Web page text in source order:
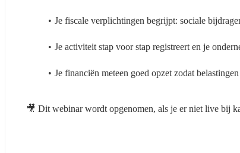
Je fiscale verplichtingen begrijpt: sociale
Je activiteit stap voor stap registreert en je
Je financiën meteen goed opzet zodat
🎥 Dit webinar wordt opgenomen, als je er niet live bij